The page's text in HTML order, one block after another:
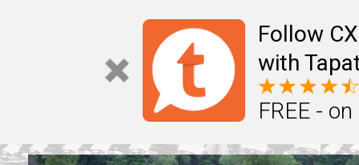
Follow
with
FREE -